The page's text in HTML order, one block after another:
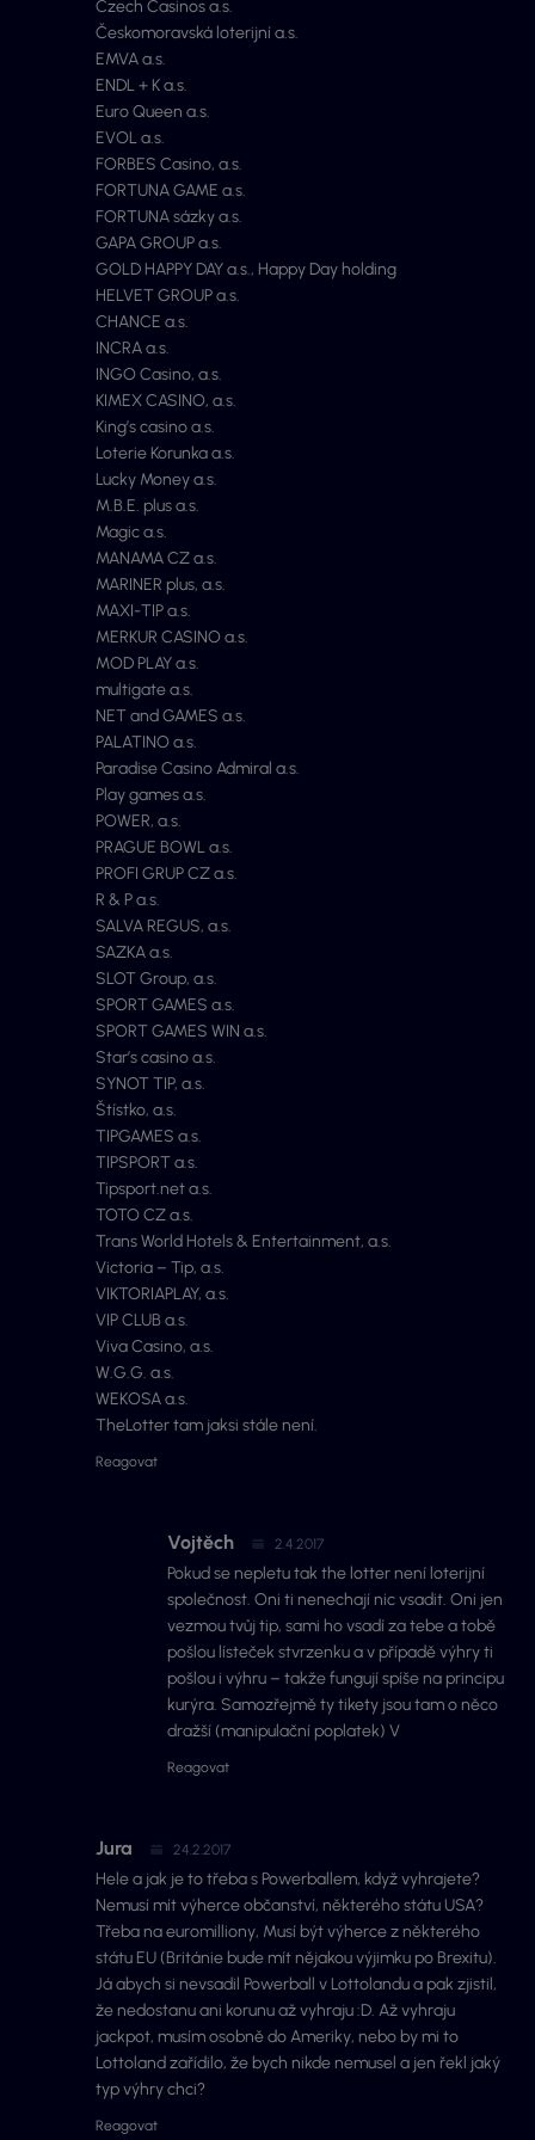
Czech Casinos a.s.
Českomoravská loterijní a.s.
EMVA a.s.
ENDL + K a.s.
Euro Queen a.s.
EVOL a.s.
FORBES Casino, a.s.
FORTUNA GAME a.s.
FORTUNA sázky a.s.
GAPA GROUP a.s.
GOLD HAPPY DAY a.s., Happy Day holding
HELVET GROUP a.s.
CHANCE a.s.
INCRA a.s.
INGO Casino, a.s.
KIMEX CASINO, a.s.
King’s casino a.s.
Loterie Korunka a.s.
Lucky Money a.s.
M.B.E. plus a.s.
Magic a.s.
MANAMA CZ a.s.
MARINER plus, a.s.
MAXI-TIP a.s.
MERKUR CASINO a.s.
MOD PLAY a.s.
multigate a.s.
NET and GAMES a.s.
PALATINO a.s.
Paradise Casino Admiral a.s.
Play games a.s.
POWER, a.s.
PRAGUE BOWL a.s.
PROFI GRUP CZ a.s.
R & P a.s.
SALVA REGUS, a.s.
SAZKA a.s.
SLOT Group, a.s.
SPORT GAMES a.s.
SPORT GAMES WIN a.s.
Star’s casino a.s.
SYNOT TIP, a.s.
Štístko, a.s.
TIPGAMES a.s.
TIPSPORT a.s.
Tipsport.net a.s.
TOTO CZ a.s.
Trans World Hotels & Entertainment, a.s.
Victoria – Tip, a.s.
VIKTORIAPLAY, a.s.
VIP CLUB a.s.
Viva Casino, a.s.
W.G.G. a.s.
WEKOSA a.s.
TheLotter tam jaksi stále není.
Reagovat
Vojtěch 2.4.2017
Pokud se nepletu tak the lotter není loterijní
společnost. Oni ti nenechají nic vsadit. Oni jen
vezmou tvůj tip, sami ho vsadí za tebe a tobě
pošlou lísteček stvrzenku a v případě výhry ti
pošlou i výhru – takže fungují spíše na principu
kurýra. Samozřejmě ty tikety jsou tam o něco
dražší (manipulační poplatek) V
Reagovat
Jura 24.2.2017
Hele a jak je to třeba s Powerballem, když vyhrajete?
Nemusí mít výherce občanství, některého státu USA?
Třeba na euromilliony, Musí být výherce z některého
státu EU (Británie bude mít nějakou výjimku po Brexitu).
Já abych si nevsadil Powerball v Lottolandu a pak zjistil,
že nedostanu ani korunu až vyhraju :D. Až vyhraju
jackpot, musím osobně do Ameriky, nebo by mi to
Lottoland zařídilo, že bych nikde nemusel a jen řekl jaký
typ výhry chci?
Reagovat